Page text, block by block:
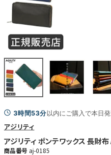
3時間53分以内にご購入で本日
アジリティ
アジリティ ポンテワックス 長財
商品番号 aj-0185